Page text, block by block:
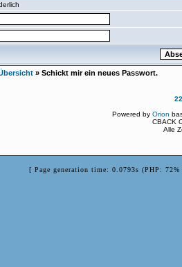
» Schickt mir ein neues Passwort.
Powered byOrion
CBACK
Alle
[ Page generation time: 0.0793s (PHP: